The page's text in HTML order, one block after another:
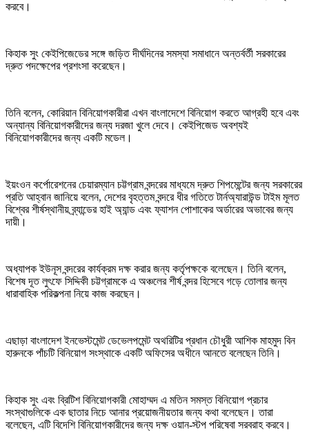
করবে।
কিহাক সুং কেইপিজেডের সঙ্গে জড়িত দীর্ঘদিনের সমস্যা সমাধানে অন্তর্বর্তী সরকারের
দ্রুত পদক্ষেপের প্রশংসা করেছেন।
তিনি বলেন, কোরিয়ান বিনিয়োগকারীরা এখন বাংলাদেশে বিনিয়োগ করতে আগ্রহী হবে এবং
অন্যান্য বিনিয়োগকারীদের জন্য দরজা খুলে দেবে। কেইপিজেড অবশ্যই
বিনিয়োগকারীদের জন্য একটি মডেল।
ইয়ংওন কর্পোরেশনের চেয়ারম্যান চট্টগ্রাম বন্দরের মাধ্যমে দ্রুত শিপমেন্টের জন্য সরকারের
প্রতি আহ্বান জানিয়ে বলেন, দেশের বৃহত্তম বন্দরে ধীর গতিতে টার্নঅ্যারাউন্ড টাইম মূলত
বিশ্বের শীর্ষস্থানীয় ব্র্যান্ডের হাই অ্যান্ড এবং ফ্যাশন পোশাকের অর্ডারের অভাবের জন্য
দায়ী।
অধ্যাপক ইউনূস বন্দরের কার্যক্রম দক্ষ করার জন্য কর্তৃপক্ষকে বলেছেন। তিনি বলেন,
বিশেষ দূত লুৎফে সিদ্দিকী চট্টগ্রামকে এ অঞ্চলের শীর্ষ বন্দর হিসেবে গড়ে তোলার জন্য
ধারাবাহিক পরিকল্পনা নিয়ে কাজ করছেন।
এছাড়া বাংলাদেশ ইনভেস্টমেন্ট ডেভেলপমেন্ট অথরিটির প্রধান চৌধুরী আশিক মাহমুদ বিন
হারুনকে পাঁচটি বিনিয়োগ সংস্থাকে একটি অফিসের অধীনে আনতে বলেছেন তিনি।
কিহাক সুং এবং ব্রিটিশ বিনিয়োগকারী মোহাম্মদ এ মতিন সমস্ত বিনিয়োগ প্রচার
সংস্থাগুলিকে এক ছাতার নিচে আনার প্রয়োজনীয়তার জন্য কথা বলেছেন। তারা
বলেছেন, এটি বিদেশি বিনিয়োগকারীদের জন্য দক্ষ ওয়ান-স্টপ পরিষেবা সরবরাহ করবে।